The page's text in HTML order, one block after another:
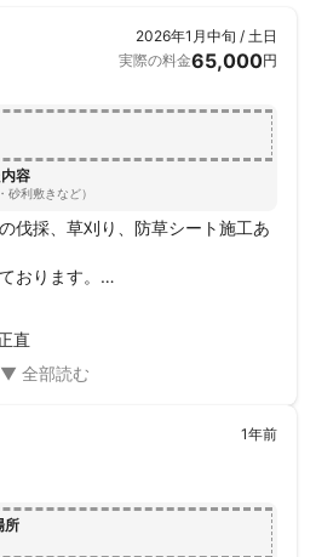
る
頂いた
隣の奥様
ます
りません
ができ
好きな
2026年1月中旬 / 土日
実際の料金65,000円
容
利敷きなど）
伐採、草刈り、防草シート施工あ
おります。
直
1年前
所